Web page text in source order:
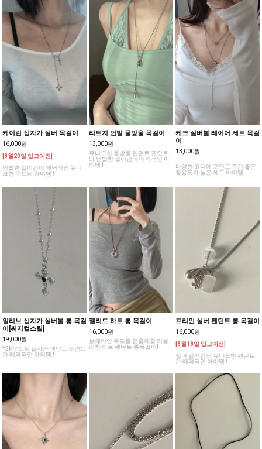
케이린 십자가 실버 목걸이
16,000원
[8월20일 입고예정]
언발한 길이감이 매력적인 유니
크한 무드의 아이템 !
리트지 언발 물방울 목걸이
13,000원
유니크한 물방울 펜던트 포인트
와 언발한 길이감이 매력적인 아
이템 !
케크 실버볼 레이어 세트 목걸
이
13,000원
다양한 코디에 포인트 주기 좋은
활용도가 높은 세트 아이템
알리브 십자가 실버볼 롱 목걸
이[써지컬스틸]
19,000원
Y2K무드의 십자가 펜던트 포인트
가 매력적인 아이템 !
젤리드 하트 롱 목걸이
16,000원
보헤미안 무드를 연출해줄 러블
리한 하트 펜던트 롱목걸이!
프리인 실버 펜던트 롱 목걸이
16,000원
[8월18일 입고예정]
실버 컬러감의 유니크한 펜던트
가 매력적인 아이템 !